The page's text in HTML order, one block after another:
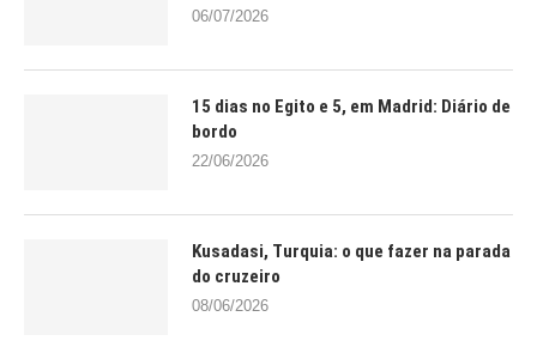
06/07/2026
15 dias no Egito e 5, em Madrid: Diário de
bordo
22/06/2026
Kusadasi, Turquia: o que fazer na parada
do cruzeiro
08/06/2026